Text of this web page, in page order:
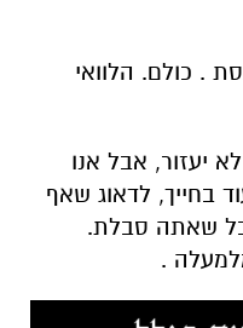
. כולם. הלוואי
יעזור, אבל אנו
בחייך, לדאוג שאף
שאתה סבלת.
.